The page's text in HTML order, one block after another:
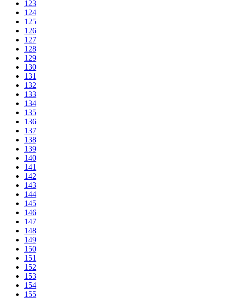
123
124
125
126
127
128
129
130
131
132
133
134
135
136
137
138
139
140
141
142
143
144
145
146
147
148
149
150
151
152
153
154
155